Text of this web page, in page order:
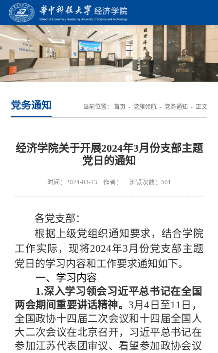
党务通知 当前位置： 首页 - 党旗领航- 党务通知 - 正文
经济学院关于开展2024年3月份支部主题
党日的通知
时间：2024-03-13 作者： 浏览次数： 501
各党支部：
根据上级党组织通知要求，结合学院
工作实际，现将2024年3月份党支部主题
党日的学习内容和工作要求通知如下。
一、学习内容
1.深入学习领会习近平总书记在全国
两会期间重要讲话精神。 3月4 日至11 日，
全国政协十四届二次会议和十四届全国人
大二次会议在北京召开，习近平总书记在
参加江苏代表团审议、看望参加政协会议